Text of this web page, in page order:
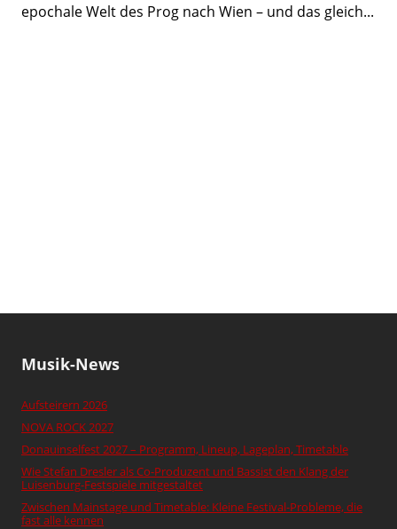
epochale Welt des Prog nach Wien – und das gleich...
Musik-News
Aufsteirern 2026
NOVA ROCK 2027
Donauinselfest 2027 – Programm, Lineup, Lageplan, Timetable
Wie Stefan Dresler als Co-Produzent und Bassist den Klang der
Luisenburg-Festspiele mitgestaltet
Zwischen Mainstage und Timetable: Kleine Festival-Probleme, die
fast alle kennen